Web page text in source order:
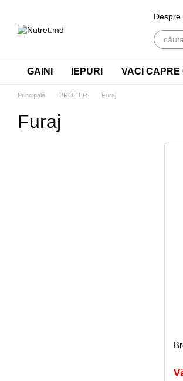
Despre
GAINI IEPURI VACI CAPRE
Principală BROILER Furaj
Furaj